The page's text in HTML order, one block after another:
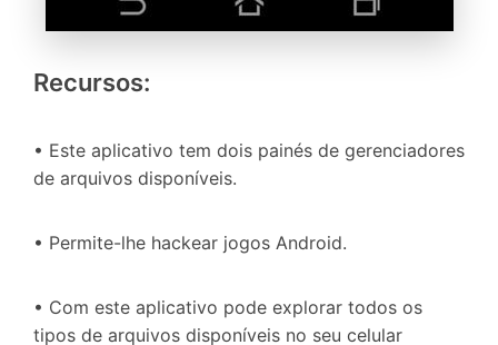
Recursos:
• Este aplicativo tem dois painés de gerenciadores
de arquivos disponíveis.
• Permite-lhe hackear jogos Android.
• Com este aplicativo pode explorar todos os
tipos de arquivos disponíveis no seu celular